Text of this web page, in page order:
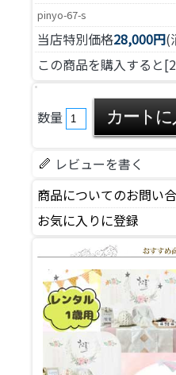
pinyo-67-s
当店特別価格28,000円(
この商品を購入すると
数量
レビューを書く
商品についてのお問い
お気に入りに登録